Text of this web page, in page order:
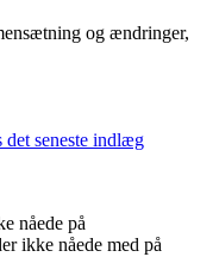
og ændringer,
det seneste indlæg
nåede på
ikke nåede med på